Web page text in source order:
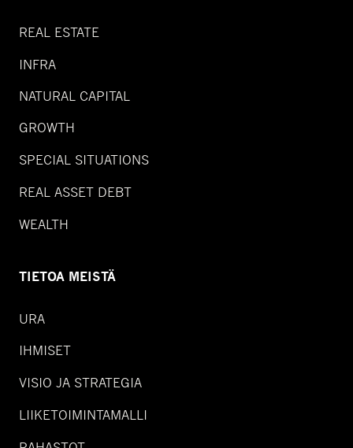
REAL ESTATE
INFRA
NATURAL CAPITAL
GROWTH
SPECIAL SITUATIONS
REAL ASSET DEBT
WEALTH
TIETOA MEISTÄ
URA
IHMISET
VISIO JA STRATEGIA
LIIKETOIMINTAMALLI